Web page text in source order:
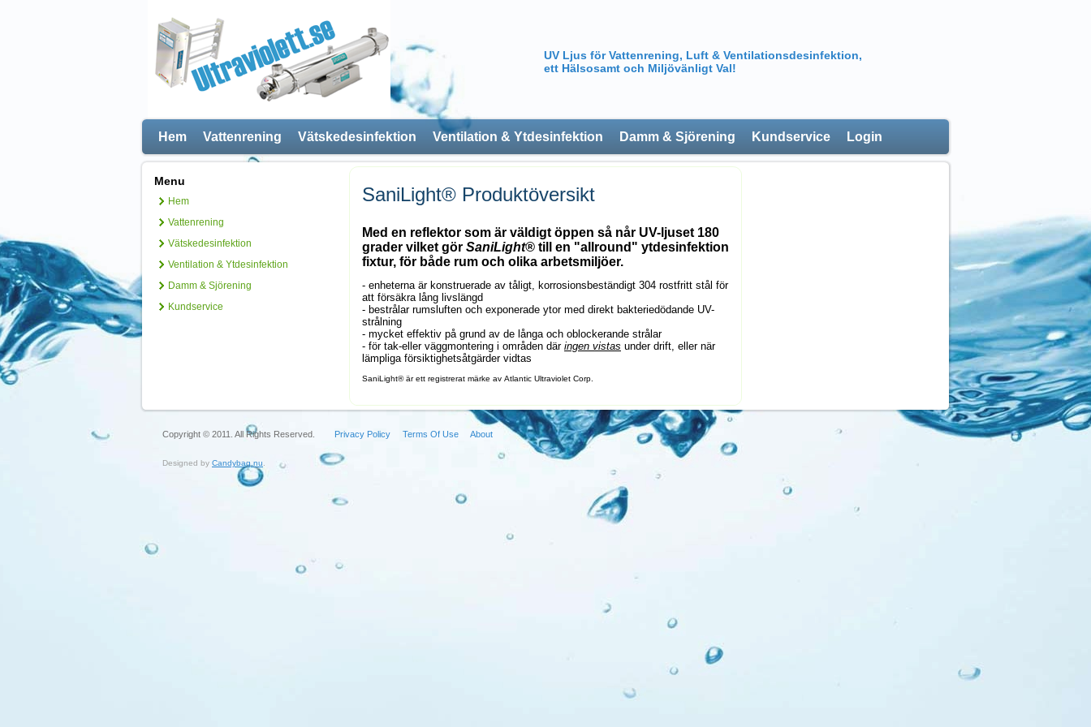
UV Ljus för Vattenrening, Luft & Ventilationsdesinfektion,
ett Hälsosamt och Miljövänligt Val!
Hem Vattenrening Vätskedesinfektion Ventilation & Ytdesinfektion Damm & Sjörening Kundservice Login
Menu
Hem
Vattenrening
Vätskedesinfektion
Ventilation & Ytdesinfektion
Damm & Sjörening
Kundservice
SaniLight® Produktöversikt
Med en reflektor som är väldigt öppen så når UV-ljuset 180
grader vilket gör SaniLight® till en "allround" ytdesinfektion
fixtur, för både rum och olika arbetsmiljöer.
- enheterna är konstruerade av tåligt, korrosionsbeständigt 304 rostfritt stål för
att försäkra lång livslängd
- bestrålar rumsluften och exponerade ytor med direkt bakteriedödande UV-
strålning
- mycket effektiv på grund av de långa och oblockerande strålar
- för tak-eller väggmontering i områden där ingen vistas under drift, eller när
lämpliga försiktighetsåtgärder vidtas
SaniLight® är ett registrerat märke av Atlantic Ultraviolet Corp.
Copyright © 2011. All Rights Reserved. Privacy Policy Terms Of Use About
Designed by Candybag.nu